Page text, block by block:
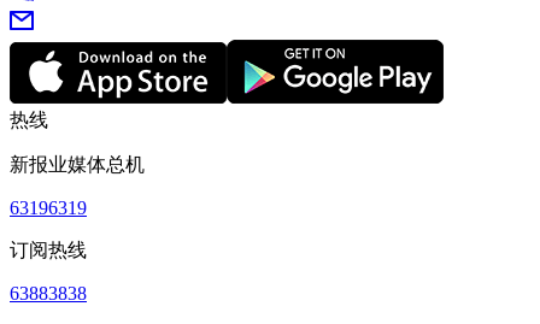
热线
新报业媒体总机
63196319
订阅热线
63883838